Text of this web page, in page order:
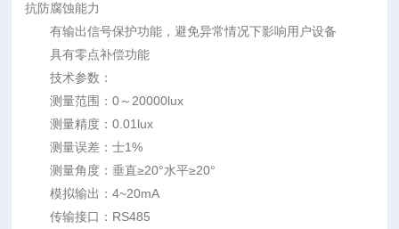
抗防腐蚀能力
有输出信号保护功能，避免异常情况下影响用户设备
具有零点补偿功能
技术参数：
测量范围：0～20000lux
测量精度：0.01lux
测量误差：士1%
测量角度：垂直≥20°水平≥20°
模拟输出：4~20mA
传输接口：RS485